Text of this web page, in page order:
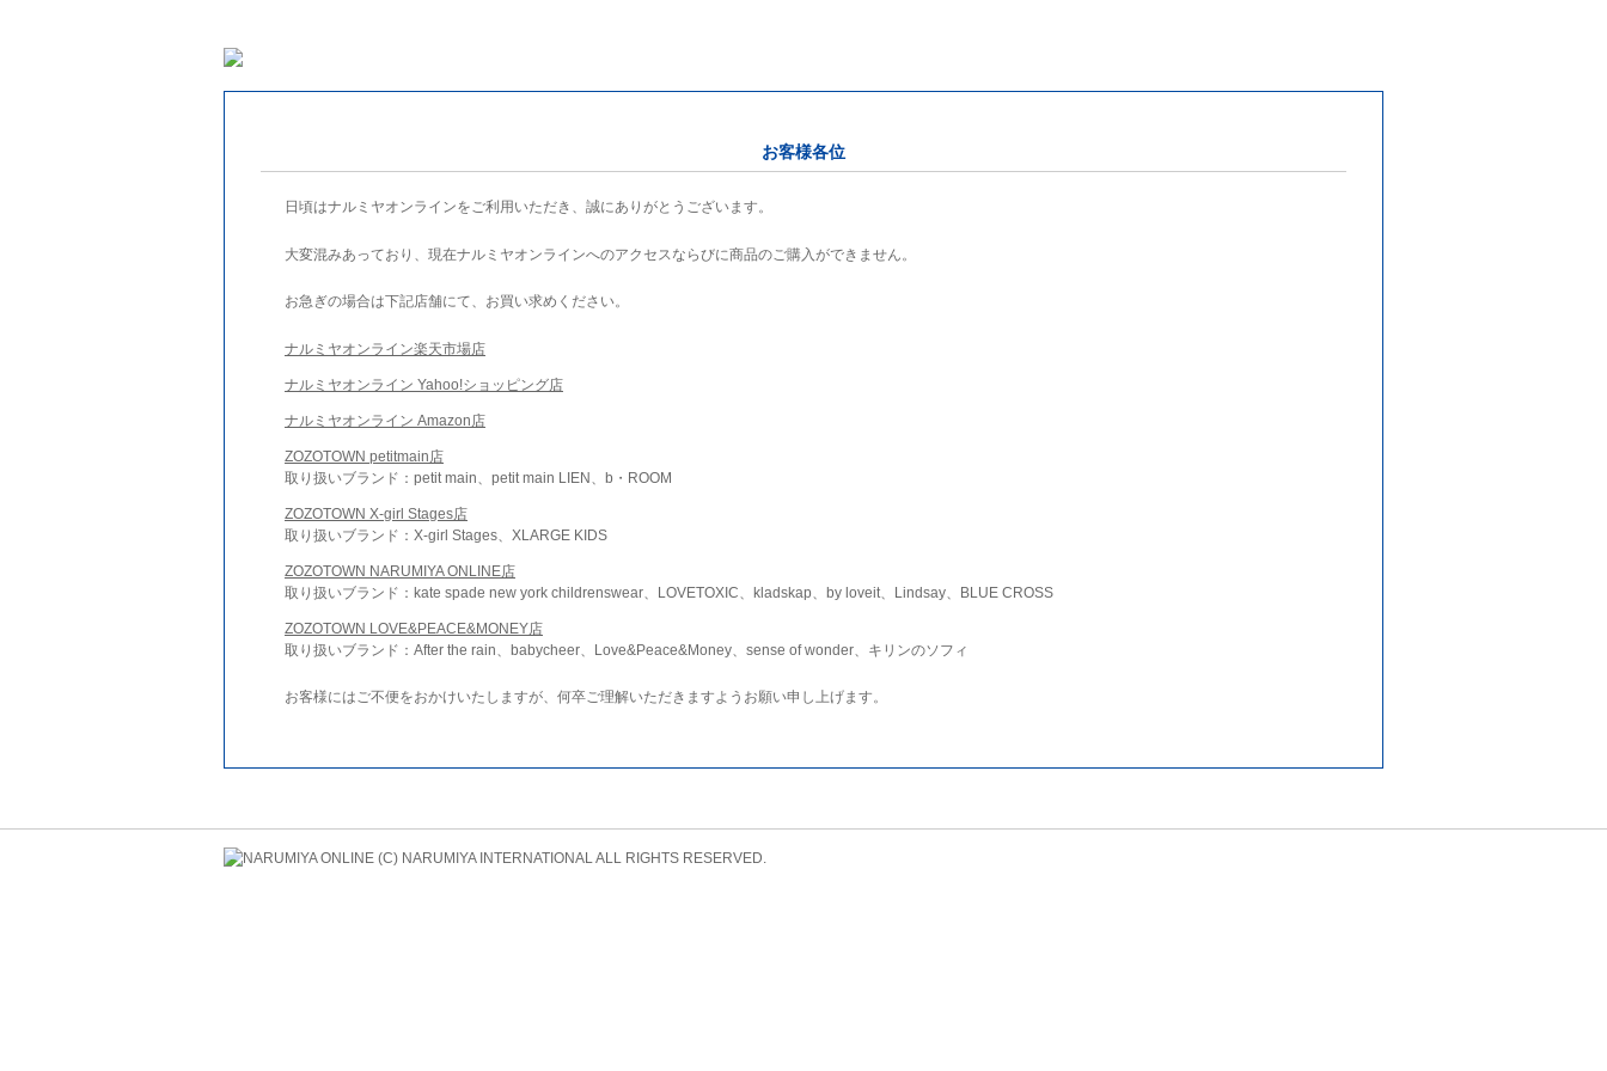
お客様各位
日頃はナルミヤオンラインをご利用いただき、誠にありがとうございます。
大変混みあっており、現在ナルミヤオンラインへのアクセスならびに商品のご購入ができません。
お急ぎの場合は下記店舗にて、お買い求めください。
ナルミヤオンライン楽天市場店
ナルミヤオンライン Yahoo!ショッピング店
ナルミヤオンライン Amazon店
ZOZOTOWN petitmain店
取り扱いブランド：petit main、petit main LIEN、b・ROOM
ZOZOTOWN X-girl Stages店
取り扱いブランド：X-girl Stages、XLARGE KIDS
ZOZOTOWN NARUMIYA ONLINE店
取り扱いブランド：kate spade new york childrenswear、LOVETOXIC、kladskap、by loveit、Lindsay、BLUE CROSS
ZOZOTOWN LOVE&PEACE&MONEY店
取り扱いブランド：After the rain、babycheer、Love&Peace&Money、sense of wonder、キリンのソフィ
お客様にはご不便をおかけいたしますが、何卒ご理解いただきますようお願い申し上げます。